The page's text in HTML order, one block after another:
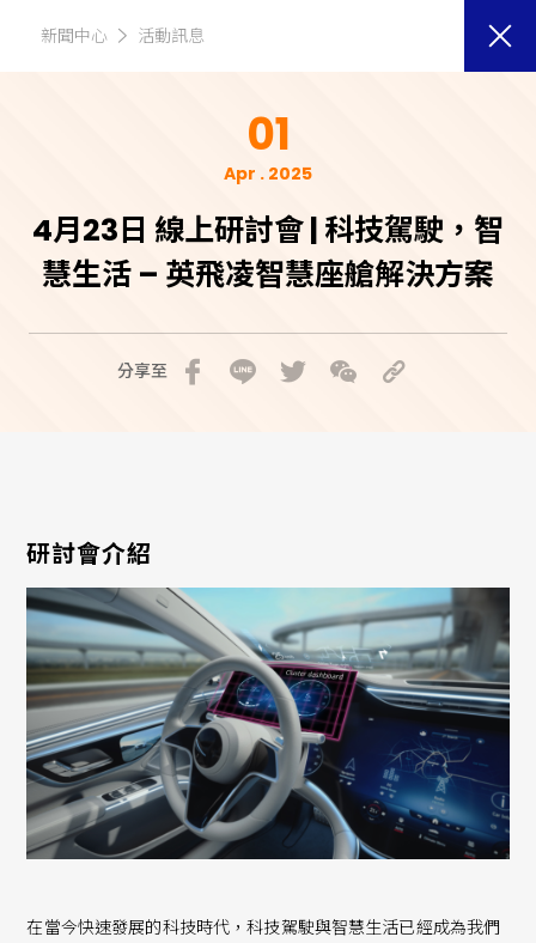
新聞中心 活動訊息
01
Apr . 2025
4月23日 線上研討會 | 科技駕駛，智
慧生活 – 英飛凌智慧座艙解決方案
分享至
研討會介紹
在當今快速發展的科技時代，科技駕駛與智慧生活已經成為我們